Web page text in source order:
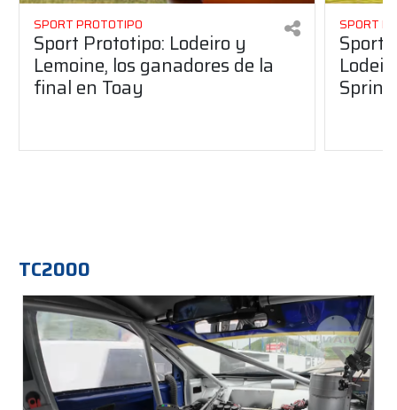
SPORT PROTOTIPO
Sport Prototipo: Lodeiro y
Lemoine, los ganadores de la
final en Toay
SPORT
Sport
Sprint
TC2000